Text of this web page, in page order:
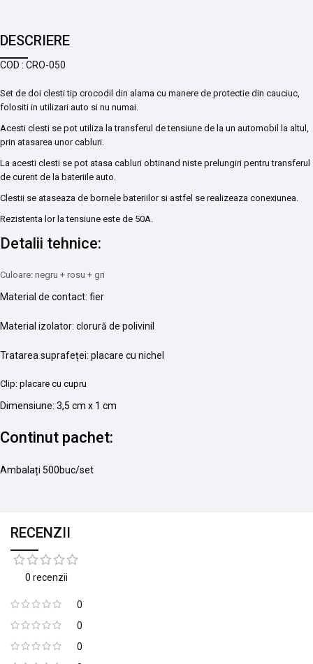
DESCRIERE
COD : CRO-050
Set de doi clesti tip crocodil din alama cu manere de protectie din cauciuc,
folositi in utilizari auto si nu numai.
Acesti clesti se pot utiliza la transferul de tensiune de la un automobil la altul,
prin atasarea unor cabluri.
La acesti clesti se pot atasa cabluri obtinand niste prelungiri pentru transferul
de curent de la bateriile auto.
Clestii se ataseaza de bornele bateriilor si astfel se realizeaza conexiunea.
Rezistenta lor la tensiune este de 50A.
Detalii tehnice:
Culoare: negru + rosu + gri
Material de contact: fier
Material izolator: clorură de polivinil
Tratarea suprafeței: placare cu nichel
Clip: placare cu cupru
Dimensiune: 3,5 cm x 1 cm
Continut pachet:
Ambalați 500buc/set
RECENZII
0 recenzii
0
0
0